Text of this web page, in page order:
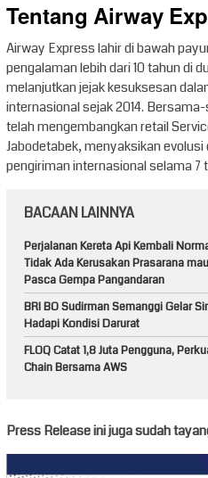
Tentang Airway
Airway Express lahir di bawah
pengalaman lebih dari 10 tahun di
melanjutkan jejak kesuksesan
internasional sejak 2014.
telah mengembangkan retail
Jabodetabek, menyaksikan
pengiriman internasional selama 7
BACAAN LAINNYA
Perjalanan Kereta Api Kembali
Tidak Ada Kerusakan Prasarana
Pasca Gempa Pangandaran
BRI BO Sudirman Semanggi Gelar
Hadapi Kondisi Darurat
FLOQ Catat 1,8 Juta Pengguna,
Chain Bersama AWS
Press Release ini juga sudah